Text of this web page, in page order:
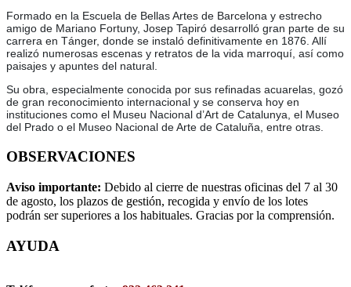
Formado en la Escuela de Bellas Artes de Barcelona y estrecho
amigo de Mariano Fortuny, Josep Tapiró desarrolló gran parte de su
carrera en Tánger, donde se instaló definitivamente en 1876. Allí
realizó numerosas escenas y retratos de la vida marroquí, así como
paisajes y apuntes del natural.
Su obra, especialmente conocida por sus refinadas acuarelas, gozó
de gran reconocimiento internacional y se conserva hoy en
instituciones como el Museu Nacional d’Art de Catalunya, el Museo
del Prado o el Museo Nacional de Arte de Cataluña, entre otras.
OBSERVACIONES
Aviso importante: Debido al cierre de nuestras oficinas del 7 al 30
de agosto, los plazos de gestión, recogida y envío de los lotes
podrán ser superiores a los habituales. Gracias por la comprensión.
AYUDA